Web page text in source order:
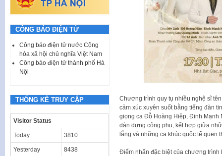
Chương trình quy tụ nhiều nghệ sĩ
cảm xúc xuyên suốt bằng tiếng đàn
giọng ca Đỗ Hoàng Hiệp, Đinh Mạnh
dàn dựng công phu, kết hợp giữa
lắng và những ca khúc quốc tế quen
Điểm nhấn đặc biệt của chương
CÔNG BÁO ĐIỆN TỬ
Công báo điện tử nước Cộng
hòa xã hội chủ nghĩa Việt Nam
Công báo điện tử thành phố Hà
Nội
THỐNG KÊ TRUY CẬP
Visitor Status
Today 3810
Yesterday 8438